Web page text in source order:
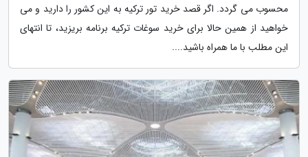
محسوب می گردد. اگر قصد خرید تور ترکیه به این کشور را دارید و می
خواهید از همین حالا برای خرید سوغات ترکیه برنامه بریزید، تا انتهای
این مطلب با ما همراه باشید....